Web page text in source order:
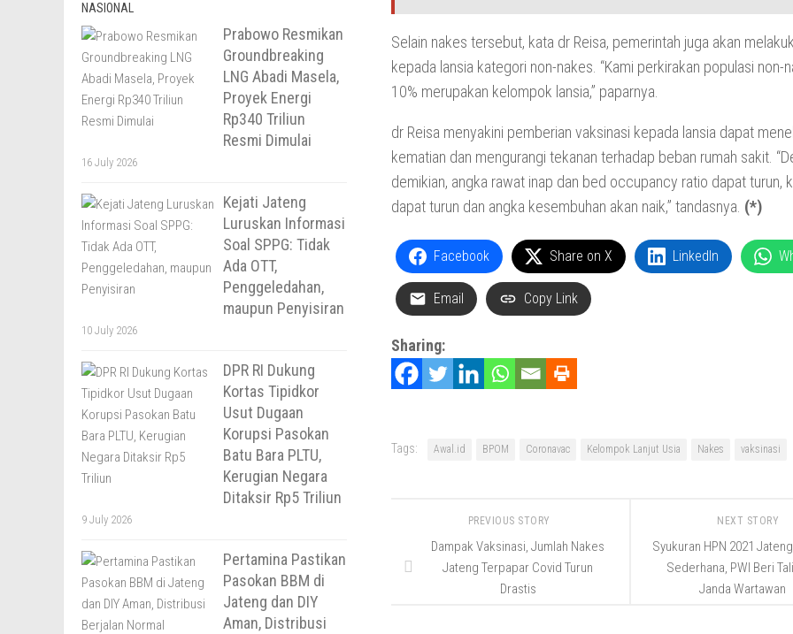
Selain nakes tersebut, kata dr Reisa, pemerintah juga akan
kepada lansia kategori non-nakes. “Kami perkirakan populasi non-
10% merupakan kelompok lansia,” paparnya.
dr Reisa menyakini pemberian vaksinasi kepada lansia dapat
kematian dan mengurangi tekanan terhadap beban rumah sakit.
demikian, angka rawat inap dan bed occupancy ratio dapat turun,
dapat turun dan angka kesembuhan akan naik,” tandasnya. (*)
Facebook Share on X LinkedIn
Email Copy Link
Sharing:
Tags: Awal.id BPOM Coronavac Kelompok Lanjut Usia Nakes vaksinasi
NEXT STORY
Syukuran HPN 2021
Sederhana, PWI Beri
Janda Wartawan
PREVIOUS STORY
Dampak Vaksinasi, Jumlah Nakes
Jateng Terpapar Covid Turun
Drastis
NASIONAL
Prabowo Resmikan
Groundbreaking
LNG Abadi Masela,
Proyek Energi
Rp340 Triliun
Resmi Dimulai
16 July 2026
Kejati Jateng
Luruskan Informasi
Soal SPPG: Tidak
Ada OTT,
Penggeledahan,
maupun Penyisiran
10 July 2026
DPR RI Dukung
Kortas Tipidkor
Usut Dugaan
Korupsi Pasokan
Batu Bara PLTU,
Kerugian Negara
Ditaksir Rp5 Triliun
9 July 2026
Pertamina Pastikan
Pasokan BBM di
Jateng dan DIY
Aman, Distribusi